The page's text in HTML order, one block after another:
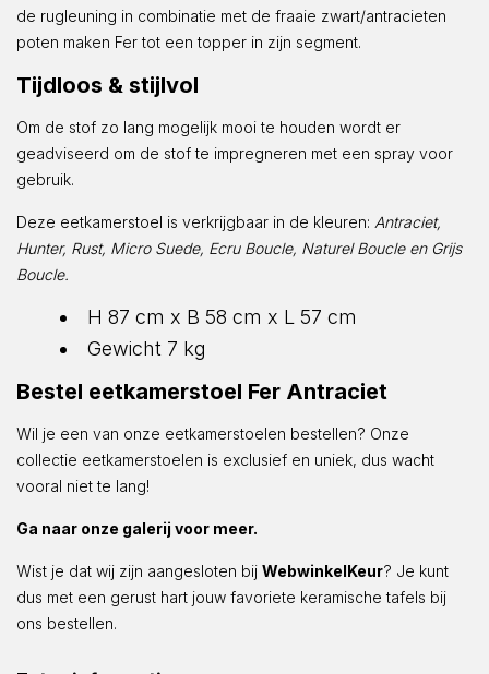
de rugleuning in combinatie met de fraaie zwart/antracieten
poten maken Fer tot een topper in zijn segment.
Tijdloos & stijlvol
Om de stof zo lang mogelijk mooi te houden wordt er
geadviseerd om de stof te impregneren met een spray voor
gebruik.
Deze eetkamerstoel is verkrijgbaar in de kleuren: Antraciet,
Hunter, Rust, Micro Suede, Ecru Boucle, Naturel Boucle en Grijs
Boucle.
H 87 cm x B 58 cm x L 57 cm
Gewicht 7 kg
Bestel eetkamerstoel Fer Antraciet
Wil je een van onze eetkamerstoelen bestellen? Onze
collectie eetkamerstoelen is exclusief en uniek, dus wacht
vooral niet te lang!
Ga naar onze galerij voor meer.
Wist je dat wij zijn aangesloten bij WebwinkelKeur? Je kunt
dus met een gerust hart jouw favoriete keramische tafels bij
ons bestellen.